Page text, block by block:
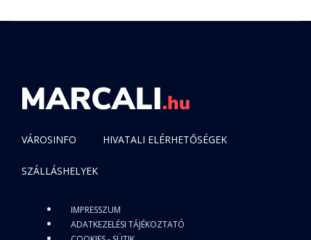
VÁROSINFO HIVATALI ELÉRHETŐSÉGEK
SZÁLLÁSHELYEK
IMPRESSZUM
ADATKEZELÉSI TÁJÉKOZTATÓ